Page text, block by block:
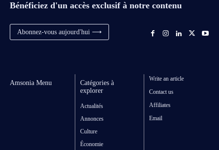
Bénéficiez d'un accès exclusif à notre contenu
Abonnez-vous aujourd'hui ⟶
Amsonia Menu
Catégories à
explorer
Actualités
Annonces
Culture
Économie
Write an article
Contact us
Affiliates
Email